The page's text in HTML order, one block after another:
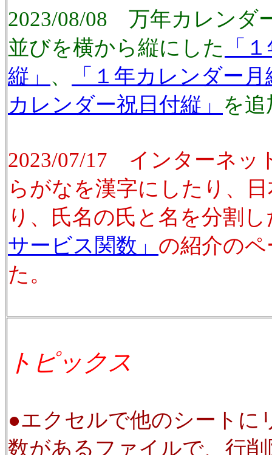
2023/08/08 万年カレンダ
並びを横から縦にした
「
縦」 、
「１年カレンダー
カレンダー祝日付縦」
を
2023/07/17 インターネッ
らがなを漢字にしたり、
り、氏名の氏と名を分割
サービス関数」 の紹介の
た。
トピックス
●エクセルで他のシートに
数があるファイルで、行